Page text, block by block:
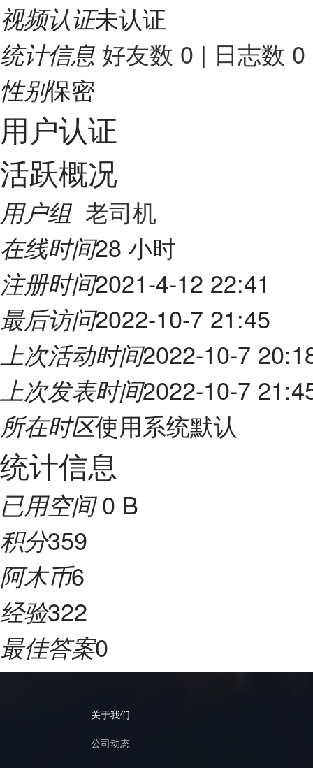
视频认证未认证
统计信息 好友数 0 | 日志数 0
性别保密
用户认证
活跃概况
用户组 老司机
在线时间28 小时
注册时间2021-4-12 22:41
最后访问2022-10-7 21:45
上次活动时间2022-10-7
上次发表时间2022-10-7
所在时区使用系统默认
统计信息
已用空间0 B
积分359
阿木币6
经验322
最佳答案0
关于我们
公司动态